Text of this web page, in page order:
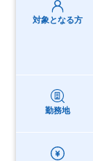
対象となる方
勤務地